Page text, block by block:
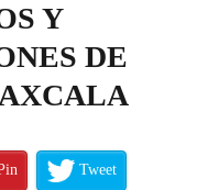
Y
DE
Tweet